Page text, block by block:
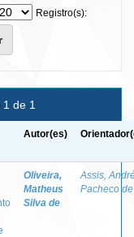
Registro(s):
de 1
Autor(es)
Oliveira,
Matheus
Silva de
Assis,
Pacheco de